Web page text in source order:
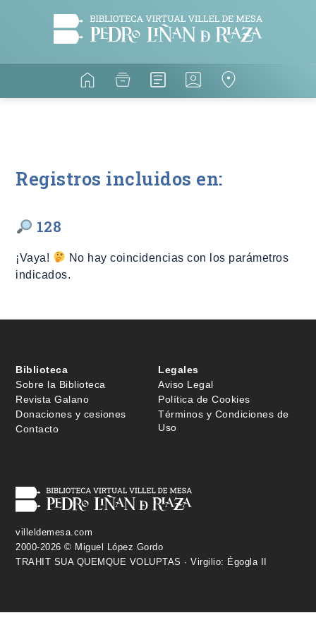
Registros incluidos en:
128
¡Vaya!
No hay coincidencias con los parámetros
indicados.
Biblioteca
Sobre la Biblioteca
Revista Galano
Donaciones y cesiones
Contacto
Legales
Aviso Legal
Política de Cookies
Términos y Condiciones de
Uso
villeldemesa.com
2000-2026 © Miguel López Gordo
TRAHIT SUA QUEMQUE VOLUPTAS · Virgilio: Égogla II